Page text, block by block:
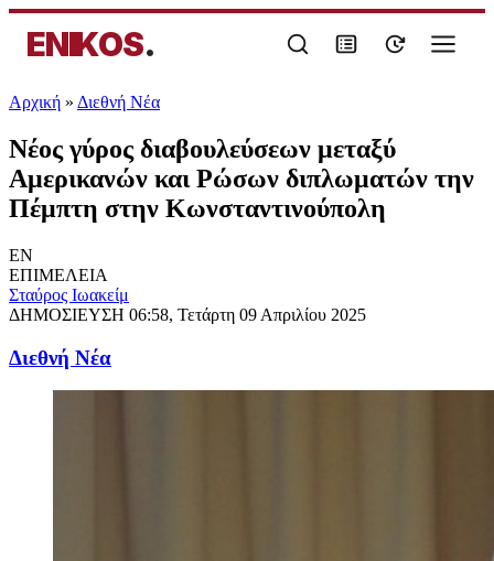
ENIKOS.
Αρχική » Διεθνή Νέα
Νέος γύρος διαβουλεύσεων μεταξύ
Αμερικανών και Ρώσων διπλωματών την
Πέμπτη στην Κωνσταντινούπολη
EN
ΕΠΙΜΕΛΕΙΑ
Σταύρος Ιωακείμ
ΔΗΜΟΣΙΕΥΣΗ 06:58, Τετάρτη 09 Απριλίου 2025
Διεθνή Νέα